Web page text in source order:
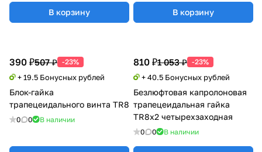
В корзину В корзину
390 ₽507 ₽ -23%
+ 19.5 Бонусных рублей
Блок-гайка
трапецеидального винта TR8
0 0 В наличии
810 ₽1 053 ₽ -23%
+ 40.5 Бонусных рублей
Безлюфтовая капролоновая
трапецеидальная гайка
TR8x2 четырехзаходная
0 0 В наличии